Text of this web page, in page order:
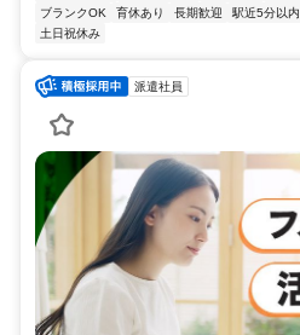
ブランクOK
育休あり 長期歓迎 駅近5分以内
土日祝休み
派遣社員